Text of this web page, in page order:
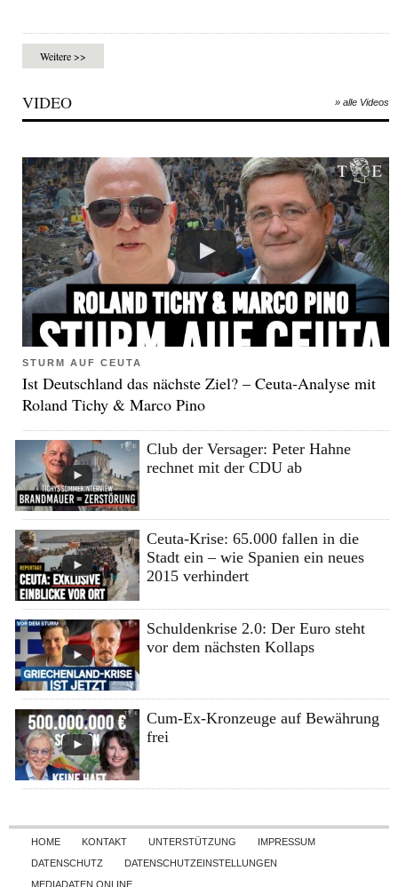
Weitere >>
VIDEO » alle Videos
STURM AUF CEUTA
Ist Deutschland das nächste Ziel? – Ceuta-Analyse mit
Roland Tichy & Marco Pino
Club der Versager: Peter Hahne
rechnet mit der CDU ab
Ceuta-Krise: 65.000 fallen in die
Stadt ein – wie Spanien ein neues
2015 verhindert
Schuldenkrise 2.0: Der Euro steht
vor dem nächsten Kollaps
Cum-Ex-Kronzeuge auf Bewährung
frei
Skip to content
HOME KONTAKT UNTERSTÜTZUNG
IMPRESSUM
DATENSCHUTZ
DATENSCHUTZEINSTELLUNGEN
MEDIADATEN ONLINE